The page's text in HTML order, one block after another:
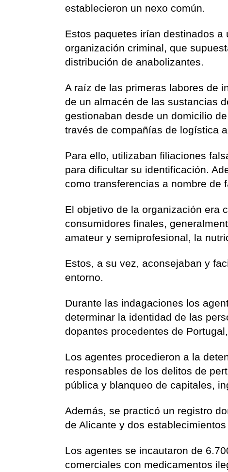
establecieron un nexo común.
Estos paquetes irían destinados
organización criminal, que
distribución de anabolizantes.
A raíz de las primeras labores de
de un almacén de las sustancias
gestionaban desde un domicilio
través de compañías de logística
Para ello, utilizaban filiaciones
para dificultar su identificación.
como transferencias a nombre de
El objetivo de la organización era
consumidores finales,
amateur y semiprofesional, la
Estos, a su vez, aconsejaban y
entorno.
Durante las indagaciones los
determinar la identidad de las
dopantes procedentes de
Los agentes procedieron a la
responsables de los delitos de
pública y blanqueo de capitales,
Además, se practicó un registro
de Alicante y dos
Los agentes se incautaron de
comerciales con medicamentos